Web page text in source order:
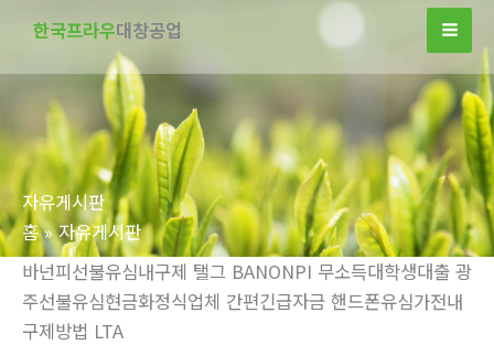
너
뛰
기
한국프라우대창공업
자유게시판
홈
자유게시판
바넌피선불유심내구제 탤그 BANONPI 무소득대학생대출 광
주선불유심현금화정식업체 간편긴급자금 핸드폰유심가전내
구제방법 LTA